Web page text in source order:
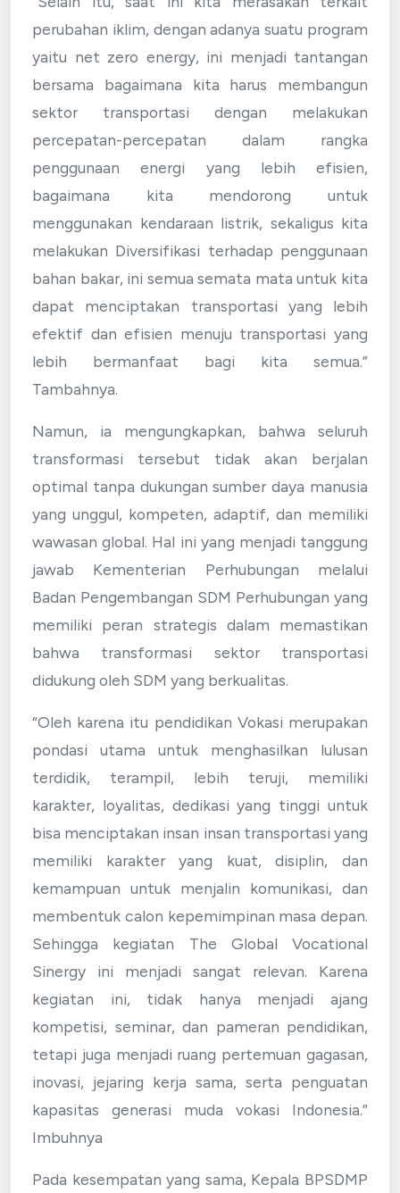
perubahan iklim, dengan adanya suatu program
yaitu net zero energy, ini menjadi tantangan
bersama bagaimana kita harus membangun
sektor transportasi dengan melakukan
percepatan-percepatan dalam rangka
penggunaan energi yang lebih efisien,
bagaimana kita mendorong untuk
menggunakan kendaraan listrik, sekaligus kita
melakukan Diversifikasi terhadap penggunaan
bahan bakar, ini semua semata mata untuk kita
dapat menciptakan transportasi yang lebih
efektif dan efisien menuju transportasi yang
lebih bermanfaat bagi kita semua.”
Tambahnya.
Namun, ia mengungkapkan, bahwa seluruh
transformasi tersebut tidak akan berjalan
optimal tanpa dukungan sumber daya manusia
yang unggul, kompeten, adaptif, dan memiliki
wawasan global. Hal ini yang menjadi tanggung
jawab Kementerian Perhubungan melalui
Badan Pengembangan SDM Perhubungan yang
memiliki peran strategis dalam memastikan
bahwa transformasi sektor transportasi
didukung oleh SDM yang berkualitas.
“Oleh karena itu pendidikan Vokasi merupakan
pondasi utama untuk menghasilkan lulusan
terdidik, terampil, lebih teruji, memiliki
karakter, loyalitas, dedikasi yang tinggi untuk
bisa menciptakan insan insan transportasi yang
memiliki karakter yang kuat, disiplin, dan
kemampuan untuk menjalin komunikasi, dan
membentuk calon kepemimpinan masa depan.
Sehingga kegiatan The Global Vocational
Sinergy ini menjadi sangat relevan. Karena
kegiatan ini, tidak hanya menjadi ajang
kompetisi, seminar, dan pameran pendidikan,
tetapi juga menjadi ruang pertemuan gagasan,
inovasi, jejaring kerja sama, serta penguatan
kapasitas generasi muda vokasi Indonesia.”
Imbuhnya
Pada kesempatan yang sama, Kepala BPSDMP